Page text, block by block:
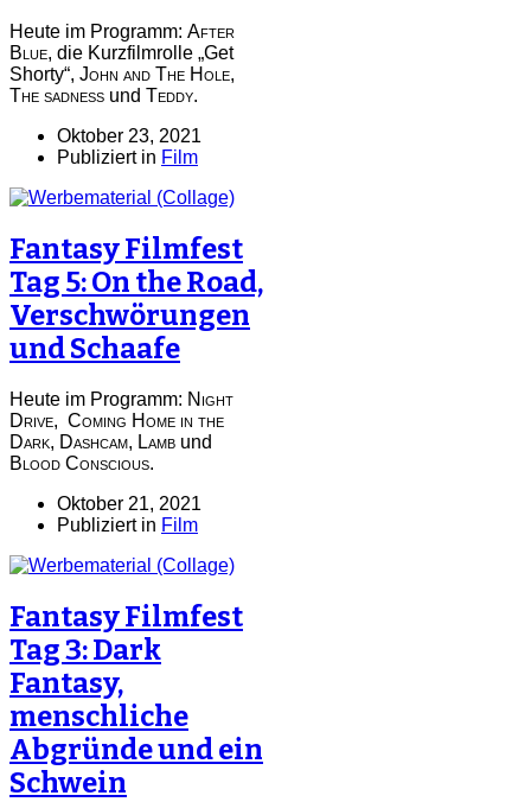
Heute im Programm: After
Blue, die Kurzfilmrolle „Get
Shorty“, John and The Hole,
The sadness und Teddy.
Oktober 23, 2021
Publiziert in Film
Fantasy Filmfest
Tag 5: On the Road,
Verschwörungen
und Schaafe
Heute im Programm: Night
Drive, Coming Home in the
Dark, Dashcam, Lamb und
Blood Conscious.
Oktober 21, 2021
Publiziert in Film
Fantasy Filmfest
Tag 3: Dark
Fantasy,
menschliche
Abgründe und ein
Schwein